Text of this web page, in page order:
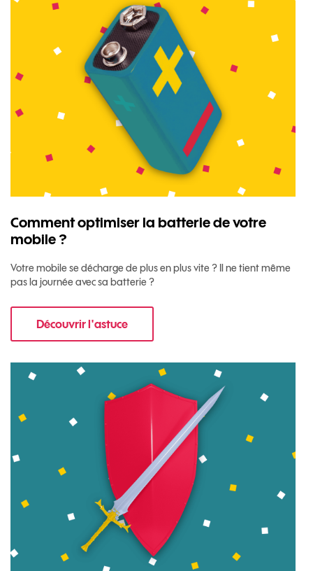
Comment optimiser la batterie de votre
mobile ?
Votre mobile se décharge de plus en plus vite ? Il ne tient même
pas la journée avec sa batterie ?
Découvrir l'astucepour Comment optimiser la batterie de